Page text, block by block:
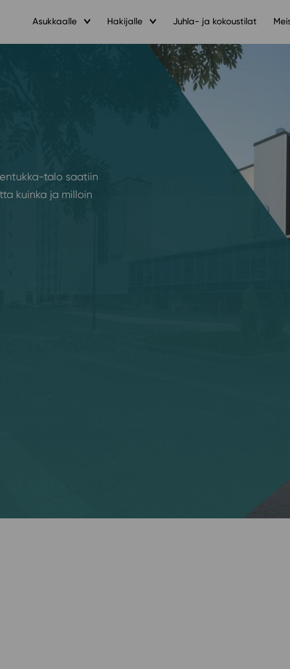
Asukkaalle Hakijalle Juhla- ja kokoustilat
talo saatiin
kuinka ja milloin